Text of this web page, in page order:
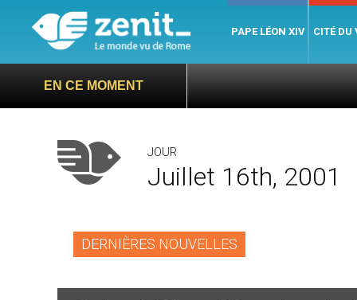
PAPE LÉON XIV CITÉ DU
EN CE MOMENT
JOUR
Juillet 16th, 2001
DERNIÈRES NOUVELLES